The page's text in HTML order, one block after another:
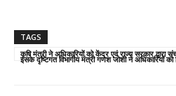
TAGS
कृषि मंत्री ने अधिकारियों को केंद्र एवं राज्य सरकार
इसके दृष्टिगत विभागीय मंत्री गणेश जोशी ने अधिकारियों को